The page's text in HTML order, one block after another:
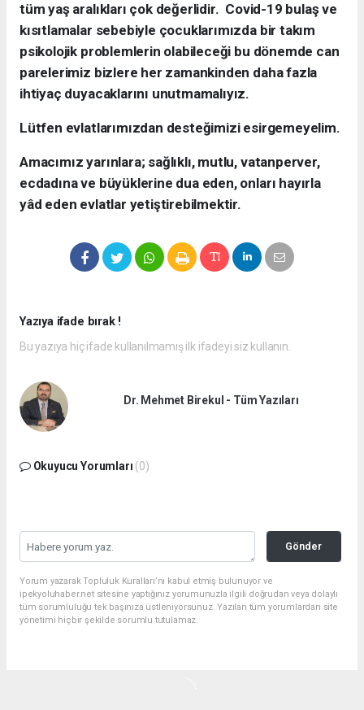
tüm yaş aralıkları çok değerlidir. Covid-19 bulaş ve
kısıtlamalar sebebiyle çocuklarımızda bir takım
psikolojik problemlerin olabileceği bu dönemde can
parelerimiz bizlere her zamankinden daha fazla
ihtiyaç duyacaklarını unutmamalıyız.
Lütfen evlatlarımızdan desteğimizi esirgemeyelim.
Amacımız yarınlara; sağlıklı, mutlu, vatanperver,
ecdadına ve büyüklerine dua eden, onları hayırla
yâd eden evlatlar yetiştirebilmektir.
Yazıya ifade bırak !
Bu yazıya hiç ifade kullanılmamış ilk ifadeyi siz kullanın.
Dr. Mehmet Birekul - Tüm Yazıları
Okuyucu Yorumları (0)
Gönder
Yorum yazarak Topluluk Kuralları’nı kabul etmiş bulunuyor ve
ipekyoluhaber.net sitesine yaptığınız yorumunuzla ilgili doğrudan veya dolaylı
tüm sorumluluğu tek başınıza üstleniyorsunuz. Yazılan tüm yorumlardan site
yönetimi hiçbir şekilde sorumlu tutulamaz.